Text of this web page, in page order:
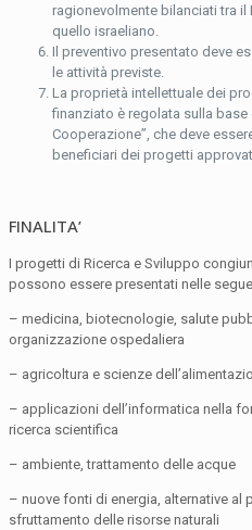
ragionevolmente bilanciati tra il
quello israeliano.
Il preventivo presentato deve
le attività previste.
La proprietà intellettuale dei
finanziato è regolata sulla base
Cooperazione”, che deve
beneficiari dei progetti
FINALITA’
I progetti di Ricerca e Sviluppo
possono essere presentati nelle
– medicina, biotecnologie, salute
organizzazione ospedaliera
– agricoltura e scienze
– applicazioni dell’informatica nella
ricerca scientifica
– ambiente, trattamento delle acque
– nuove fonti di energia, alternative al
sfruttamento delle risorse naturali